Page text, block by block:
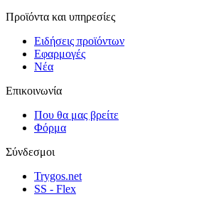
Προϊόντα και υπηρεσίες
Ειδήσεις προϊόντων
Εφαρμογές
Νέα
Επικοινωνία
Που θα μας βρείτε
Φόρμα
Σύνδεσμοι
Trygos.net
SS - Flex